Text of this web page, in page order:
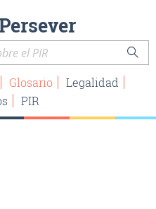
Glosario
Legalidad
PIR